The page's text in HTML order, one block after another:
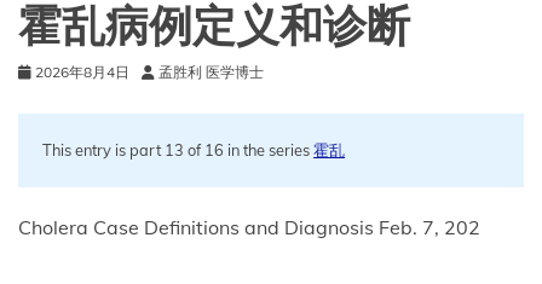
霍乱病例定义和诊断
2026年8月4日 孟胜利 医学博士
This entry is part 13 of 16 in the series霍乱
Cholera Case Definitions and Diagnosis Feb. 7, 202